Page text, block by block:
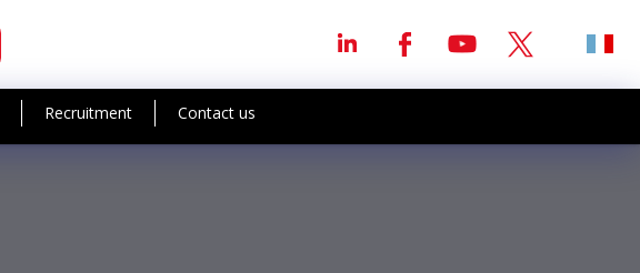
Recruitment Contact us